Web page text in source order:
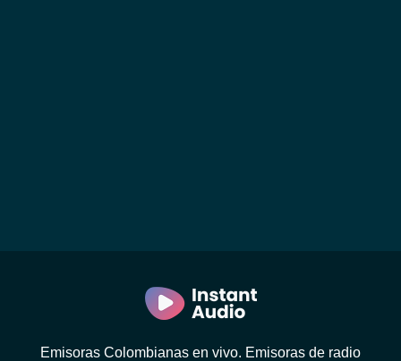
Emisoras Colombianas en vivo. Emisoras de radio